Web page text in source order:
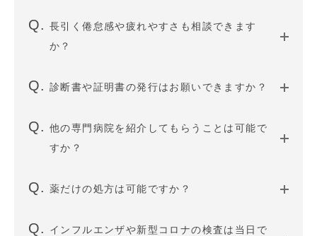
長引く倦怠感や疲れやすさも相談できます
か？
診断書や証明書の発行はお願いできますか？
他の専門病院を紹介してもらうことは可能で
すか？
薬だけの処方は可能ですか？
インフルエンザや新型コロナの検査は当日で